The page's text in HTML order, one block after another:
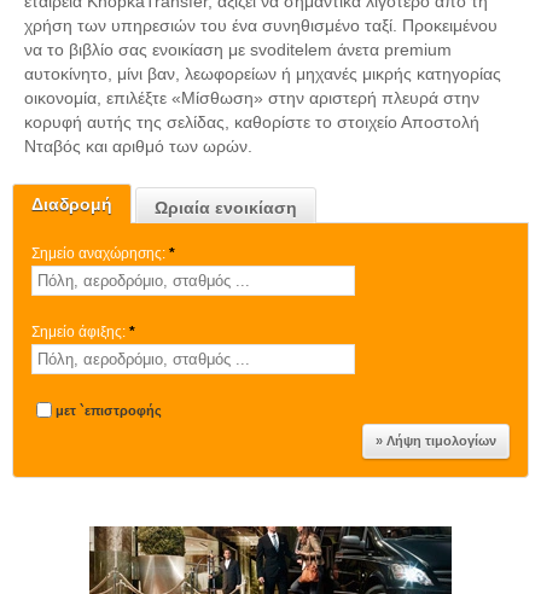
Διαδρομή Ωριαία ενοικίαση
Σημείο αναχώρησης: *
Σημείο άφιξης: *
μετ `επιστροφής
χρήση των υπηρεσιών του ένα συνηθισμένο ταξί. Προκειμένου
να το βιβλίο σας ενοικίαση με svoditelem άνετα premium
αυτοκίνητο, μίνι βαν, λεωφορείων ή μηχανές μικρής κατηγορίας
οικονομία, επιλέξτε «Μίσθωση» στην αριστερή πλευρά στην
κορυφή αυτής της σελίδας, καθορίστε το στοιχείο Αποστολή
Νταβός και αριθμό των ωρών.